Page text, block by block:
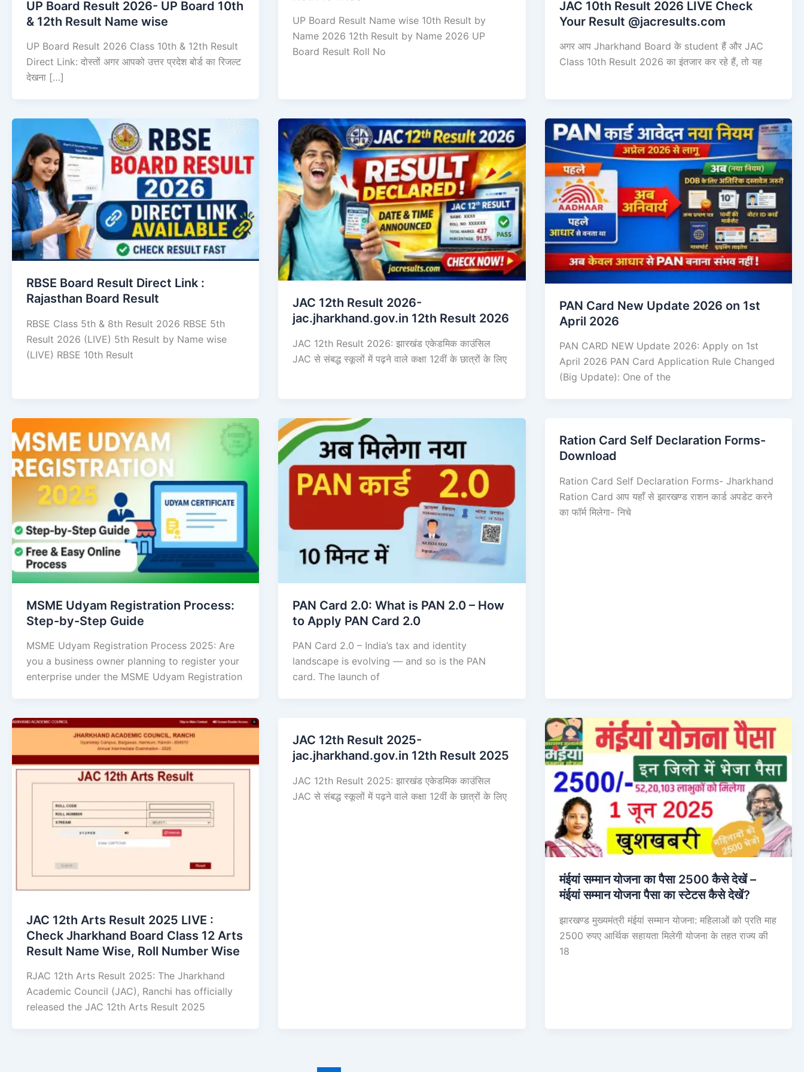
UP Board Result 2026- UP Board 10th
& 12th Result Name wise
UP Board Result 2026 Class 10th & 12th Result
Direct Link: दोस्तों अगर आपको उत्तर प्रदेश बोर्ड का रिजल्ट
देखना […]
UP Board Result Name wise 10th Result by
Name 2026 12th Result by Name 2026 UP
Board Result Roll No
JAC 10th Result 2026 LIVE Check
Your Result @jacresults.com
अगर आप Jharkhand Board के student हैं और JAC
Class 10th Result 2026 का इंतजार कर रहे हैं, तो यह
RBSE Board Result Direct Link : ​
Rajasthan Board Result
RBSE Class 5th & 8th Result 2026 RBSE 5th
Result 2026 (LIVE) 5th Result by Name wise
(LIVE) RBSE 10th Result
JAC 12th Result 2026-
jac.jharkhand.gov.in 12th Result 2026
JAC 12th Result 2026: झारखंड एकेडमिक काउंसिल
JAC से संबद्ध स्कूलों में पढ़ने वाले कक्षा 12वीं के छात्रों के लिए
PAN Card New Update 2026 on 1st
April 2026
PAN CARD NEW Update 2026: Apply on 1st
April 2026 PAN Card Application Rule Changed
(Big Update): One of the
MSME Udyam Registration Process:
Step-by-Step Guide
MSME Udyam Registration Process 2025: Are
you a business owner planning to register your
enterprise under the MSME Udyam Registration
PAN Card 2.0: What is PAN 2.0 – How
to Apply PAN Card 2.0
PAN Card 2.0 – India’s tax and identity
landscape is evolving — and so is the PAN
card. The launch of
Ration Card Self Declaration Forms-
Download
Ration Card Self Declaration Forms- Jharkhand
Ration Card आप यहाँ से झारखण्ड राशन कार्ड अपडेट करने
का फॉर्म मिलेगा- निचे
JAC 12th Arts Result 2025 LIVE :
Check Jharkhand Board Class 12 Arts
Result Name Wise, Roll Number Wise
RJAC 12th Arts Result 2025: The Jharkhand
Academic Council (JAC), Ranchi has officially
released the JAC 12th Arts Result 2025
JAC 12th Result 2025-
jac.jharkhand.gov.in 12th Result 2025
JAC 12th Result 2025: झारखंड एकेडमिक काउंसिल
JAC से संबद्ध स्कूलों में पढ़ने वाले कक्षा 12वीं के छात्रों के लिए
मंईयां सम्मान योजना का पैसा 2500 कैसे देखें –
मंईयां सम्मान योजना पैसा का स्टेटस कैसे देखें?
झारखण्ड मुख्यमंत्री मंईयां सम्मान योजना: महिलाओं को प्रति माह
2500 रुपए आर्थिक सहायता मिलेगी योजना के तहत राज्य की
18